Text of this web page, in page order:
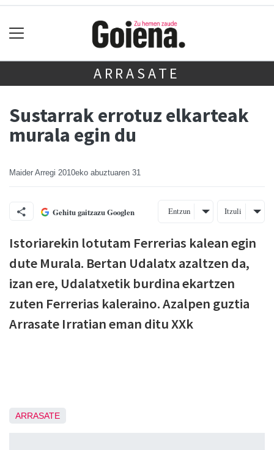
ARRASATE
Sustarrak errotuz elkarteak
murala egin du
Maider Arregi 2010eko abuztuaren 31
Gehitu gaitzazu Googlen Entzun Itzuli
Istoriarekin lotutam Ferrerias kalean egin
dute Murala. Bertan Udalatx azaltzen da,
izan ere, Udalatxetik burdina ekartzen
zuten Ferrerias kaleraino. Azalpen guztia
Arrasate Irratian eman ditu XXk
ARRASATE